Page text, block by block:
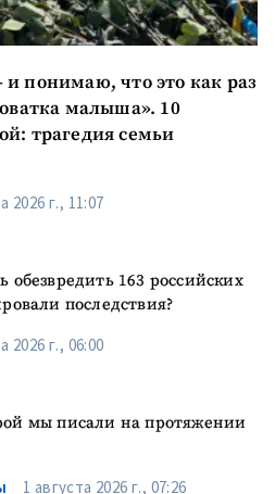
понимаю, что это как раз
малыша». 10
трагедия семьи
2026 г., 11:07
163 российских
последствия?
2026 г., 06:00
мы писали на протяжении
1 августа 2026 г., 07:26